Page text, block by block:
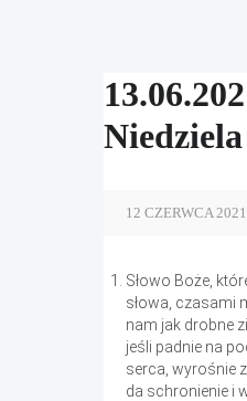
12 CZERWCA 2021
Słowo Boże,
słowa, czasami
nam jak drobne
jeśli padnie na
serca, wyrośnie
da schronienie i